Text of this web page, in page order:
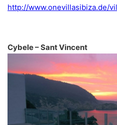
http://www.onevillasibiza.de/
Cybele – Sant Vincent